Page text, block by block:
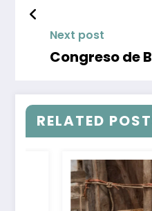
Next post
Congreso de
RELATED